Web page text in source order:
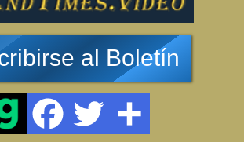
al Boletín